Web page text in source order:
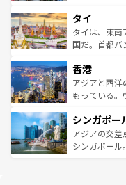
リティに包ま
覧を参照して
急速な発展と
ーチミン市の
醸し出してい
とつ。フォー
ひ現地で味わ
が旅行者を迎
参照してほし
タイ
タイは、東南
国だ。首都バ
の活気が交差
帯で自然と触
いビーチでリ
激する。気候
が待っている
た文化、そし
香港
アジアと西洋
もっている。
み、どこを訪
ており、効率
うな絶景から
シンガポー
アジアの交差
シンガポール